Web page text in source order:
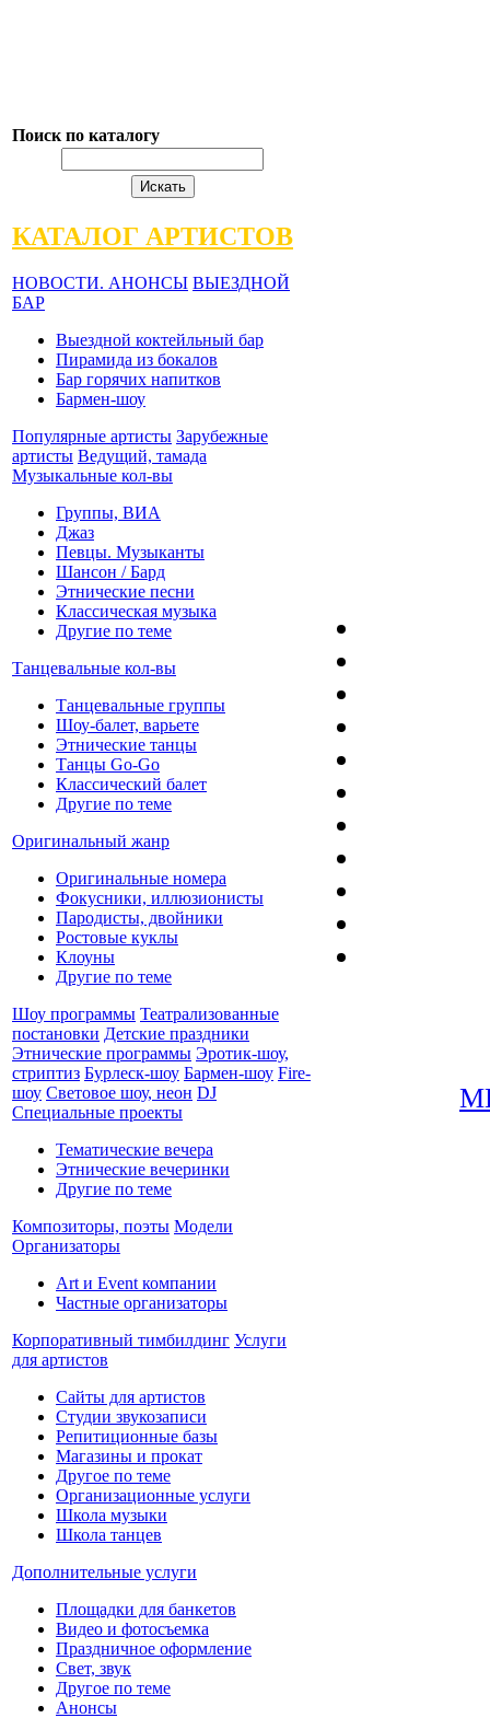
Поиск по каталогу
КАТАЛОГ АРТИСТОВ
НОВОСТИ. АНОНСЫ ВЫЕЗДНОЙ
БАР
Выездной коктейльный бар
Пирамида из бокалов
Бар горячих напитков
Бармен-шоу
Популярные артисты Зарубежные
артисты Ведущий, тамада
Музыкальные кол-вы
Группы, ВИА
Джаз
Певцы. Музыканты
Шансон / Бард
Этнические песни
Классическая музыка
Другие по теме
Танцевальные кол-вы
Танцевальные группы
Шоу-балет, варьете
Этнические танцы
Танцы Go-Go
Классический балет
Другие по теме
Оригинальный жанр
Оригинальные номера
Фокусники, иллюзионисты
Пародисты, двойники
Ростовые куклы
Клоуны
Другие по теме
Шоу программы Театрализованные
постановки Детские праздники
Этнические программы Эротик-шоу,
стриптиз Бурлеск-шоу Бармен-шоу Fire-
шоу Световое шоу, неон DJ
Специальные проекты
Тематические вечера
Этнические вечеринки
Другие по теме
Композиторы, поэты Модели
Организаторы
Art и Event компании
Частные организаторы
Корпоративный тимбилдинг Услуги
для артистов
Сайты для артистов
Студии звукозаписи
Репитиционные базы
Магазины и прокат
Другое по теме
Организационные услуги
Школа музыки
Школа танцев
Дополнительные услуги
Площадки для банкетов
Видео и фотосъемка
Праздничное оформление
Свет, звук
Другое по теме
Анонсы